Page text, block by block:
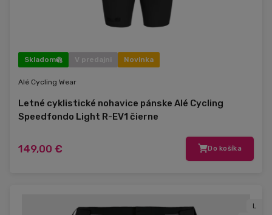
Skladom V predajni Novinka
Alé Cycling Wear
Letné cyklistické nohavice pánske Alé Cycling
Speedfondo Light R-EV1 čierne
149,00 € Do košíka
L